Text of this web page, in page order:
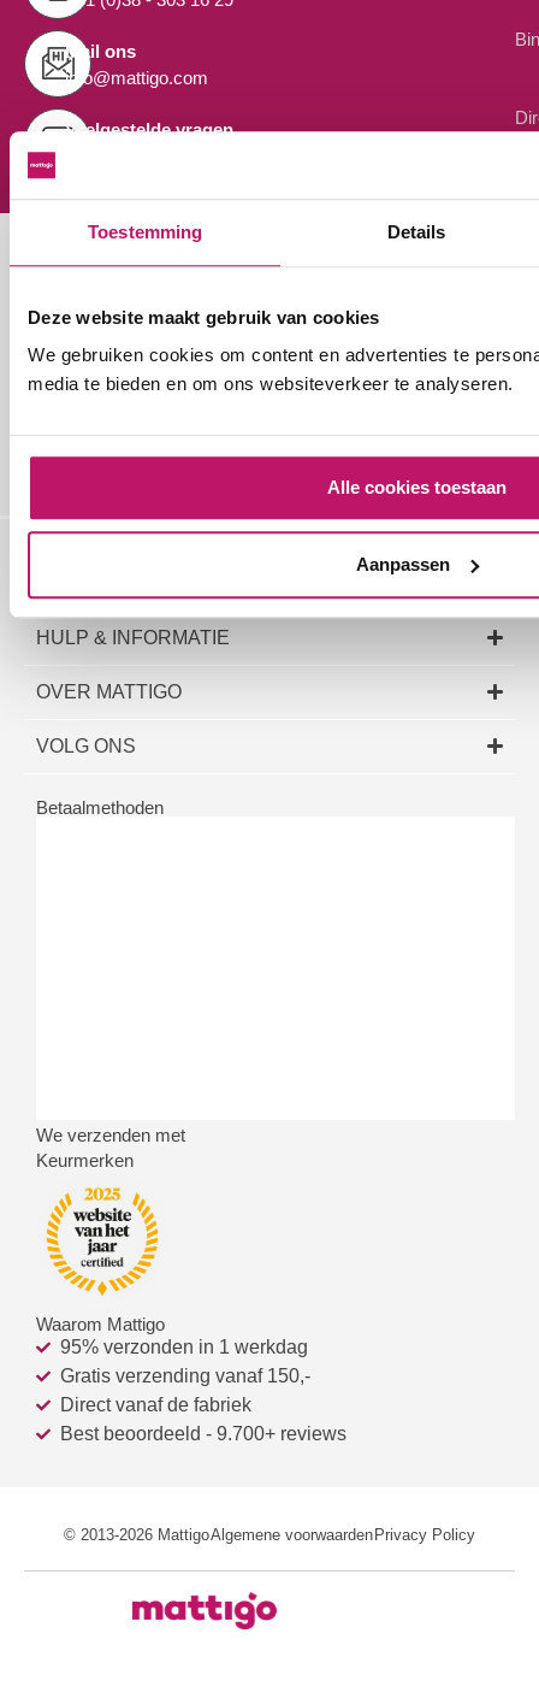
Toestemming Details
Deze website maakt gebruik van cookies
We gebruiken cookies om content en advertenties te
media te bieden en om ons websiteverkeer te analyseren.
Alle cookies toestaan
Aanpassen
Mail ons
info@mattigo.com
Veelgestelde vragen
ALTIJD OP DE HOOGTE
eerste persoonlijke aanbiedingen of updates van nieuwe
producten per e-mail.
HULP & INFORMATIE
OVER MATTIGO
VOLG ONS
Betaalmethoden
We verzenden met
Keurmerken
Waarom Mattigo
95% verzonden in 1 werkdag
Gratis verzending vanaf 150,-
Direct vanaf de fabriek
Best beoordeeld - 9.700+ reviews
© 2013-2026 MattigoAlgemene voorwaarden Privacy Policy